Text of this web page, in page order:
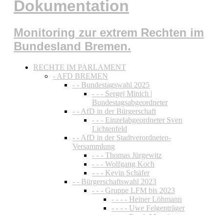
Dokumentation
Monitoring zur extrem Rechten im
Bundesland Bremen.
RECHTE IM PARLAMENT
- AFD BREMEN
- - Bundestagswahl 2025
- - - Sergej Minich |
Bundestagsabgeordneter
- - AfD in der Bürgerschaft
- - - Einzelabgeordneter Sven
Lichtenfeld
- - AfD in der Stadtverordneten-
Versammlung
- - - Thomas Jürgewitz
- - - Wolfgang Koch
- - - Kevin Schäfer
- - Bürgerschaftswahl 2023
- - - Gruppe LFM bis 2023
- - - - Heiner Löhmann
- - - - Uwe Felgenträger